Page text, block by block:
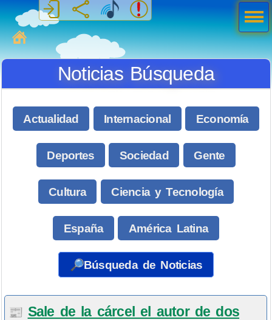
MiSabueso
Noticias Búsqueda
Actualidad Internacional Economía
Deportes Sociedad Gente
Cultura Ciencia y Tecnología
España América Latina
🔎Búsqueda de Noticias
📰 Sale de la cárcel el autor de dos
Men
ú